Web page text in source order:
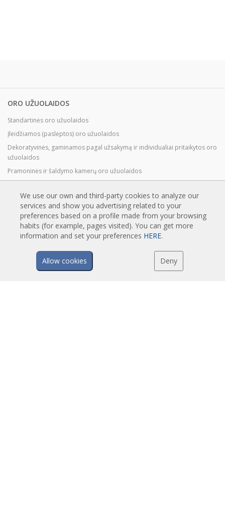
ORO UŽUOLAIDOS
Standartinės oro užuolaidos
Įleidžiamos (paslėptos) oro užuolaidos
Dekoratyvinės, gaminamos pagal užsakymą ir individualiai pritaikytos oro
užuolaidos
Pramoninės ir šaldymo kamerų oro užuolaidos
Oro užuolaidos apsaugančios nuo vabzdžių
Energiją taupančios oro užuolaidos su šilumos siurbliu
Oro užuolaidos su dezinfekavimo ir valymo sistema
Ekonomiškos oro užuolaidos
TECHNOLOGIJA
We use our own and third-party cookies to analyze our
services and show you advertising related to your
preferences based on a profile made from your browsing
habits (for example, pages visited). You can get more
information and set your preferences HERE.
Allow cookies Deny